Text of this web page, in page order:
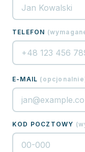
TELEFON (
E-MAIL ( opcjonalnie
KOD POCZTOWY (